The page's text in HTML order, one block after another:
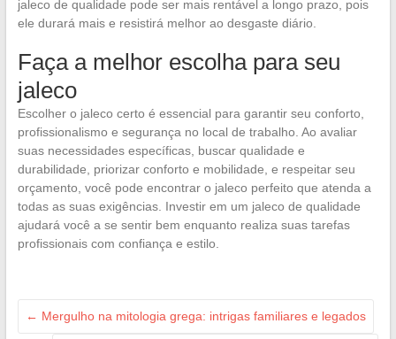
jaleco de qualidade pode ser mais rentável a longo prazo, pois
ele durará mais e resistirá melhor ao desgaste diário.
Faça a melhor escolha para seu
jaleco
Escolher o jaleco certo é essencial para garantir seu conforto,
profissionalismo e segurança no local de trabalho. Ao avaliar
suas necessidades específicas, buscar qualidade e
durabilidade, priorizar conforto e mobilidade, e respeitar seu
orçamento, você pode encontrar o jaleco perfeito que atenda a
todas as suas exigências. Investir em um jaleco de qualidade
ajudará você a se sentir bem enquanto realiza suas tarefas
profissionais com confiança e estilo.
← Mergulho na mitologia grega: intrigas familiares e legados